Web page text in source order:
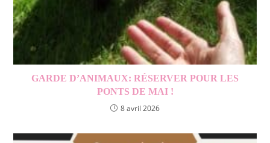
GARDE D’ANIMAUX: RÉSERVER POUR LES
PONTS DE MAI !
8 avril 2026